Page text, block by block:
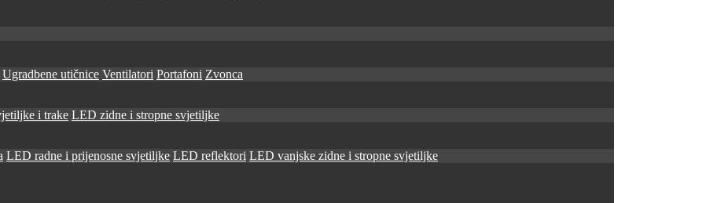
Ugradbene utičnice Ventilatori Portafoni Zvonca
i trake LED zidne i stropne svjetiljke
LED radne i prijenosne svjetiljke LED reflektori LED vanjske zidne i stropne svjetiljke